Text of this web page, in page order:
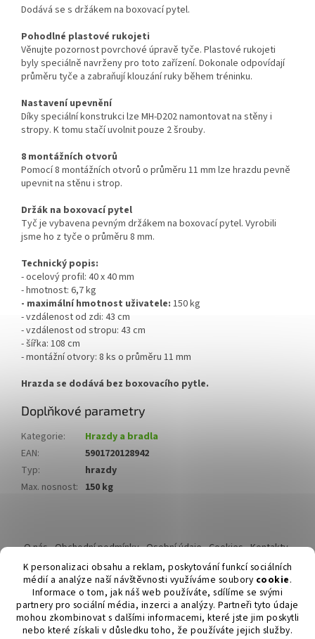
K personalizaci obsahu a reklam, poskytování funkcí sociálních
médií a analýze naší návštěvnosti využíváme soubory cookie.
Informace o tom, jak náš web používáte, sdílíme se svými
partnery pro sociální média, inzerci a analýzy. Partneři tyto údaje
mohou zkombinovat s dalšími informacemi, které jste jim poskytli
nebo které získali v důsledku toho, že používáte jejich služby.
Dodává se s držákem na boxovací pytel.
Pohodlné plastové rukojeti
Věnujte pozornost povrchové úpravě tyče. Plastové rukojeti
byly speciálně navrženy pro toto zařízení. Dokonale odpovídají
průměru tyče a zabraňují klouzání ruky během tréninku.
Nastavení upevnění
Díky speciální konstrukci lze MH-D202 namontovat na stěny i
stropy. K tomu stačí uvolnit pouze 2 šrouby.
8 montážních otvorů
Pomocí 8 montážních otvorů o průměru 11 mm lze hrazdu pevně
upevnit na stěnu i strop.
Držák na boxovací pytel
Tyč je vybavena pevným držákem na boxovací pytel. Vyrobili
jsme ho z tyče o průměru 8 mm.
Technický popis:
- ocelový profil: 40 x 40 mm
- hmotnost: 6,7 kg
- maximální hmotnost uživatele: 150 kg
- vzdálenost od zdi: 43 cm
- vzdálenost od stropu: 43 cm
- šířka: 108 cm
- montážní otvory: 8 ks o průměru 11 mm
Hrazda se dodává bez boxovacího pytle.
Doplňkové parametry
Kategorie:
Hrazdy a bradla
EAN:
5901720128942
Typ:
hrazdy
Max. nosnost: 150 kg
á
p
O nás Obchodní podmínky Osobní údaje Cookies Kontakty
Reklamační řád
Vytvořil Shoptet